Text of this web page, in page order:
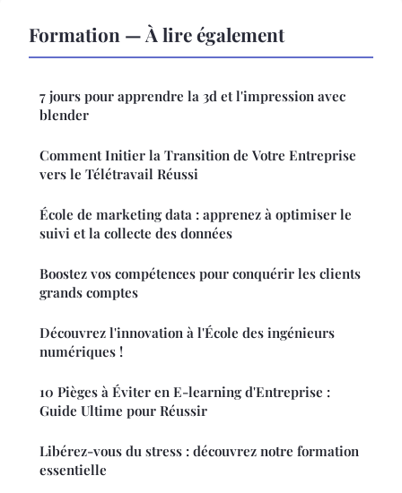
Formation — À lire également
7 jours pour apprendre la 3d et l'impression avec
blender
Comment Initier la Transition de Votre Entreprise
vers le Télétravail Réussi
École de marketing data : apprenez à optimiser le
suivi et la collecte des données
Boostez vos compétences pour conquérir les clients
grands comptes
Découvrez l'innovation à l'École des ingénieurs
numériques !
10 Pièges à Éviter en E-learning d'Entreprise :
Guide Ultime pour Réussir
Libérez-vous du stress : découvrez notre formation
essentielle